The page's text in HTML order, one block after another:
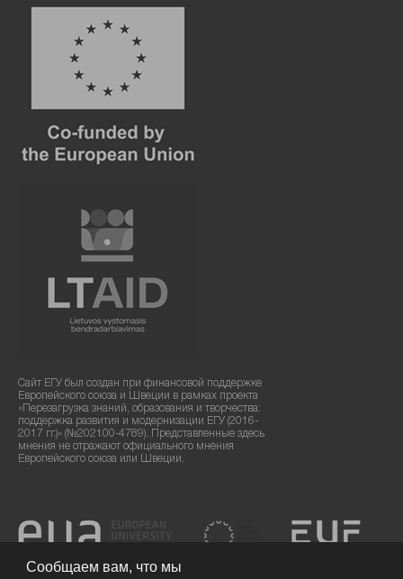
Сайт ЕГУ был создан при финансовой поддержке
Европейского союза и Швеции в рамках проекта
«Перезагрузка знаний, образования и творчества:
поддержка развития и модернизации ЕГУ (2016-
2017 гг.)» (№202100-4789). Представленные здесь
мнения не отражают официального мнения
Европейского союза или Швеции.
Сообщаем вам, что мы